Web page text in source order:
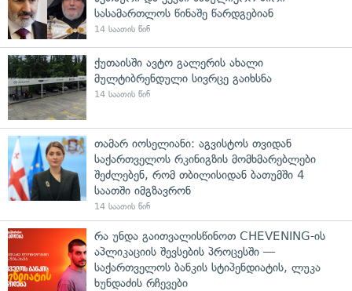
სასამართლოს წინაშე წარდგებიან
14 საათის წინ
ქუთაისში ავტო გალერის ახალი
მულტიბრენდული სივრცე გაიხსნა
14 საათის წინ
თამარ იოსელიანი: აგვისტოს თვიდან
საქართველოს რკინიგზის მომხმარებლები
შეძლებენ, რომ თბილისიდან ბათუმში 4
საათში იმგზავრონ
14 საათის წინ
რა უნდა გაითვალისწინოთ CHEVENING-ის
აპლიკაციის შევსების პროცესში —
საქართველოს ბანკის სტიპენდიატის, ლუკა
ხუნდაძის რჩევები